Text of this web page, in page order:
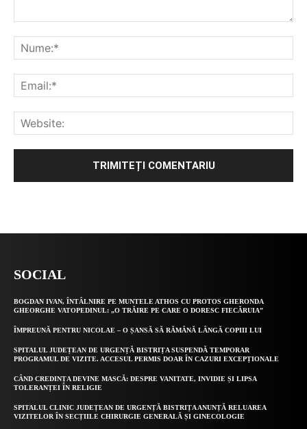
SOCIAL
BOGDAN IVAN, ÎNTÂLNIRE PE MUNTELE ATHOS CU PROTOS GHERONDA
GHEORGHE VATOPEDINUL: „O TRĂIRE PE CARE O DORESC FIECĂRUIA”
ÎMPREUNĂ PENTRU NICOLAE – O ȘANSĂ SĂ RĂMÂNĂ LÂNGĂ COPIII LUI
SPITALUL JUDEȚEAN DE URGENȚĂ BISTRIȚA SUSPENDĂ TEMPORAR
PROGRAMUL DE VIZITE. ACCESUL PERMIS DOAR ÎN CAZURI EXCEPȚIONALE
CÂND CREDINȚA DEVINE MASCĂ: DESPRE VANITATE, INVIDIE ȘI LIPSA
TOLERANȚEI ÎN RELIGIE
SPITALUL CLINIC JUDEȚEAN DE URGENȚĂ BISTRIȚA ANUNȚĂ RELUAREA
VIZITELOR ÎN SECȚIILE CHIRURGIE GENERALĂ ȘI GINECOLOGIE